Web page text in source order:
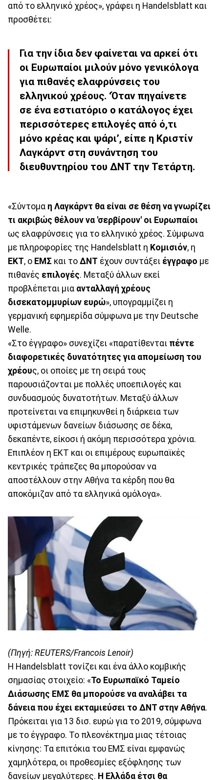
από το ελληνικό χρέος», γράφει η Handelsblatt και
προσθέτει:
Για την ίδια δεν φαίνεται να αρκεί ότι
οι Ευρωπαίοι μιλούν μόνο γενικόλογα
για πιθανές ελαφρύνσεις του
ελληνικού χρέους. ‘Όταν πηγαίνετε
σε ένα εστιατόριο ο κατάλογος έχει
περισσότερες επιλογές από ό,τι
μόνο κρέας και ψάρι’, είπε η Κριστίν
Λαγκάρντ στη συνάντηση του
διευθυντηρίου του ΔΝΤ την Τετάρτη.
«Σύντομα η Λαγκάρντ θα είναι σε θέση να γνωρίζει
τι ακριβώς θέλουν να 'σερβίρουν' οι Ευρωπαίοι
ως ελαφρύνσεις για το ελληνικό χρέος. Σύμφωνα
με πληροφορίες της Handelsblatt η Κομισιόν, η
ΕΚΤ, ο ΕΜΣ και το ΔΝΤ έχουν συντάξει έγγραφο με
πιθανές επιλογές. Μεταξύ άλλων εκεί
προβλέπεται μια ανταλλαγή χρέους
δισεκατομμυρίων ευρώ», υπογραμμίζει η
γερμανική εφημερίδα σύμφωνα με την Deutsche
Welle.
«Στο έγγραφο» συνεχίζει «παρατίθενται πέντε
διαφορετικές δυνατότητες για απομείωση του
χρέους, οι οποίες με τη σειρά τους
παρουσιάζονται με πολλές υποεπιλογές και
συνδυασμούς δυνατοτήτων. Μεταξύ άλλων
προτείνεται να επιμηκυνθεί η διάρκεια των
υφιστάμενων δανείων διάσωσης σε δέκα,
δεκαπέντε, είκοσι ή ακόμη περισσότερα χρόνια.
Επιπλέον η ΕΚΤ και οι επιμέρους ευρωπαϊκές
κεντρικές τράπεζες θα μπορούσαν να
αποστέλλουν στην Αθήνα τα κέρδη που θα
αποκόμιζαν από τα ελληνικά ομόλογα».
(Πηγή: REUTERS/Francois Lenoir)
Η Handelsblatt τονίζει και ένα άλλο κομβικής
σημασίας στοιχείο: «Το Ευρωπαϊκό Ταμείο
Διάσωσης EMΣ θα μπορούσε να αναλάβει τα
δάνεια που έχει εκταμιεύσει το ΔΝΤ στην Αθήνα.
Πρόκειται για 13 δισ. ευρώ για το 2019, σύμφωνα
με το έγγραφο. Το πλεονέκτημα μιας τέτοιας
κίνησης: Τα επιτόκια του ΕΜΣ είναι εμφανώς
χαμηλότερα, οι προθεσμίες εξόφλησης των
δανείων μεγαλύτερες. Η Ελλάδα έτσι θα